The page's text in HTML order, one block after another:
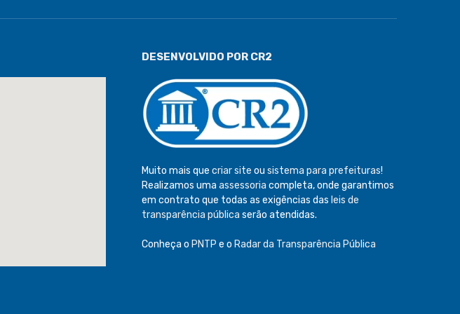
DESENVOLVIDO POR CR2
Muito mais que criar site ou sistema para prefeituras!
Realizamos uma assessoria completa, onde garantimos
em contrato que todas as exigências das leis de
transparência pública serão atendidas.
Conheça o PNTP e o Radar da Transparência Pública